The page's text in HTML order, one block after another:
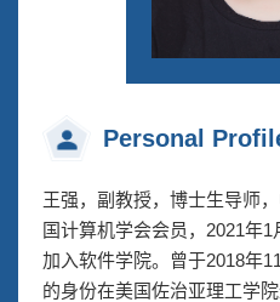
Personal
王强，副教授，博士生导师
国计算机学会会员，2021年
加入软件学院。曾于2018年
的身份在美国佐治亚理工学